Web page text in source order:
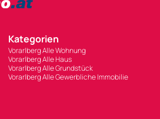
Kategorien
Vorarlberg Alle Wohnung
Vorarlberg Alle Haus
Vorarlberg Alle Grundstück
Vorarlberg Alle Gewerbliche Immobilie